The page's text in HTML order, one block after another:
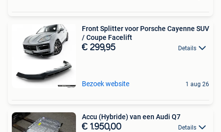
Front Splitter voor Porsche Cayenne SUV
/ Coupe Facelift
€ 299,95 Details
Bezoek website 1 aug 26
Accu (Hybride) van een Audi Q7
€ 1.950,00 Details